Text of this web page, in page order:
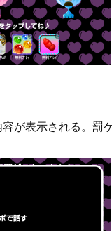
が表示される。罰